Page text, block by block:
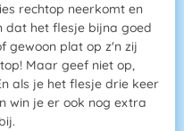
rechtop neerkomt en
dat het flesje bijna goed
gewoon plat op z'n zij
Maar geef niet op,
als je het flesje drie keer
win je er ook nog extra